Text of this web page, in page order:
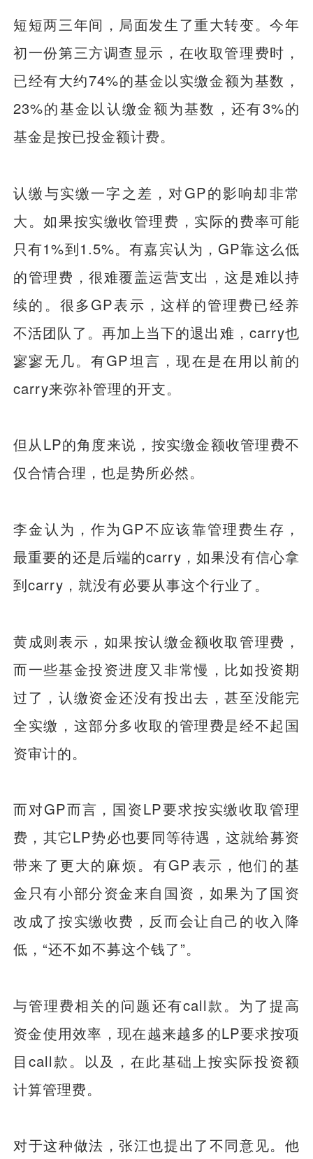
短短两三年间，局面发生了重大转变。今年
初一份第三方调查显示，在收取管理费时，
已经有大约74%的基金以实缴金额为基数，
23%的基金以认缴金额为基数，还有3%的
基金是按已投金额计费。
认缴与实缴一字之差，对GP的影响却非常
大。如果按实缴收管理费，实际的费率可能
只有1%到1.5%。有嘉宾认为，GP靠这么低
的管理费，很难覆盖运营支出，这是难以持
续的。很多GP表示，这样的管理费已经养
不活团队了。再加上当下的退出难，carry也
寥寥无几。有GP坦言，现在是在用以前的
carry来弥补管理的开支。
但从LP的角度来说，按实缴金额收管理费不
仅合情合理，也是势所必然。
李金认为，作为GP不应该靠管理费生存，
最重要的还是后端的carry，如果没有信心拿
到carry，就没有必要从事这个行业了。
黄成则表示，如果按认缴金额收取管理费，
而一些基金投资进度又非常慢，比如投资期
过了，认缴资金还没有投出去，甚至没能完
全实缴，这部分多收取的管理费是经不起国
资审计的。
而对GP而言，国资LP要求按实缴收取管理
费，其它LP势必也要同等待遇，这就给募资
带来了更大的麻烦。有GP表示，他们的基
金只有小部分资金来自国资，如果为了国资
改成了按实缴收费，反而会让自己的收入降
低，“还不如不募这个钱了”。
与管理费相关的问题还有call款。为了提高
资金使用效率，现在越来越多的LP要求按项
目call款。以及，在此基础上按实际投资额
计算管理费。
对于这种做法，张江也提出了不同意见。他